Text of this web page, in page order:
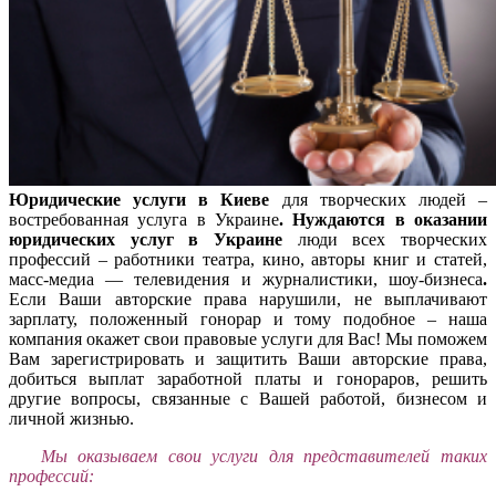
Юридические услуги в Киеве для творческих людей –
востребованная услуга в Украине. Нуждаются в оказании
юридических услуг в Украине люди всех творческих
профессий – работники театра, кино, авторы книг и статей,
масс-медиа — телевидения и журналистики, шоу-бизнеса.
Если Ваши авторские права нарушили, не выплачивают
зарплату, положенный гонорар и тому подобное – наша
компания окажет свои правовые услуги для Вас! Мы поможем
Вам зарегистрировать и защитить Ваши авторские права,
добиться выплат заработной платы и гонораров, решить
другие вопросы, связанные с Вашей работой, бизнесом и
личной жизнью.
Мы оказываем свои услуги для представителей таких
профессий: